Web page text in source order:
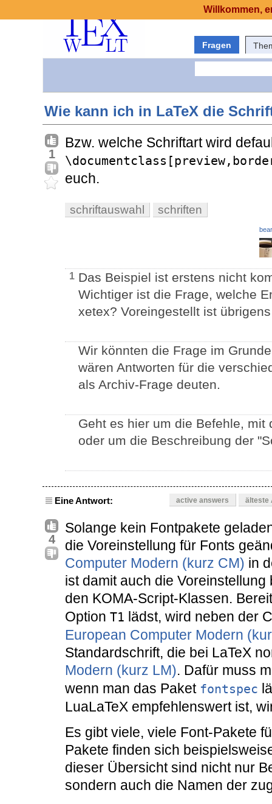
Fragen
Wie kann ich in LaTeX die
1
Bzw. welche Schriftart wird
euch.
schriftauswahl schriften
1 Das Beispiel ist erstens nicht
Wichtiger ist die Frage, welche
xetex? Voreingestellt ist
Wir könnten die Frage im
wären Antworten für die
als Archiv-Frage deuten.
Geht es hier um die Befehle,
oder um die Beschreibung der
Eine Antwort: active answers älteste
4
Solange kein Fontpakete
die Voreinstellung für Fonts
Computer Modern (kurz CM) in
ist damit auch die
den KOMA-Script-Klassen.
Option T1 lädst, wird neben der
European Computer Modern
Standardschrift, die bei LaTeX
Modern (kurz LM). Dafür muss
wenn man das Paket fontspec
LuaLaTeX empfehlenswert ist,
Es gibt viele, viele Font-Pakete
Pakete finden sich
dieser Übersicht sind nicht nur
sondern auch die Namen der
Willkommen,